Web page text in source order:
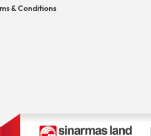
& Conditions